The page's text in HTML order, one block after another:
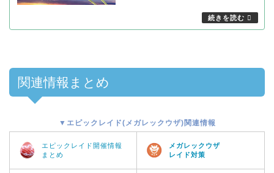
関連情報まとめ
▼エピックレイド(メガレックウザ)関連情報
エピックレイド開催情報
まとめ
メガレックウザ
レイド対策